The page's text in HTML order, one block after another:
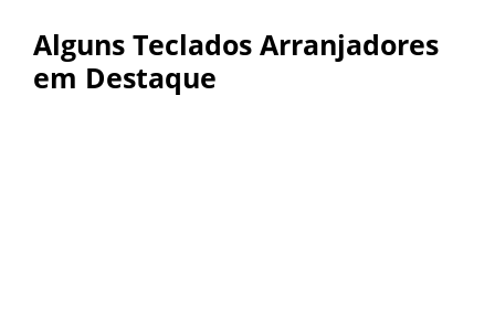
Alguns Teclados Arranjadores
em Destaque